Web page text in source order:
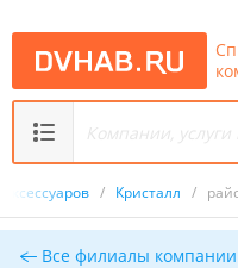
/ Кристалл /
Все филиалы компании